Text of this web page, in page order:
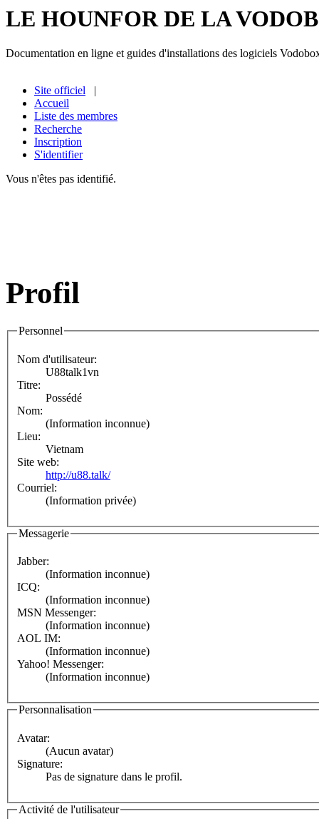
LE HOUNFOR DE LA
Documentation en ligne et guides d'installations des logiciels
Site officiel |
Accueil
Liste des membres
Recherche
Inscription
S'identifier
Vous n'êtes pas identifié.
Profil
Personnel
Nom d'utilisateur:
U88talk1vn
Titre:
Possédé
Nom:
(Information inconnue)
Lieu:
Vietnam
Site web:
http://u88.talk/
Courriel:
(Information privée)
Messagerie
Jabber:
(Information inconnue)
ICQ:
(Information inconnue)
MSN Messenger:
(Information inconnue)
AOL IM:
(Information inconnue)
Yahoo! Messenger:
(Information inconnue)
Personnalisation
Avatar:
(Aucun avatar)
Signature:
Pas de signature dans le profil.
Activité de l'utilisateur